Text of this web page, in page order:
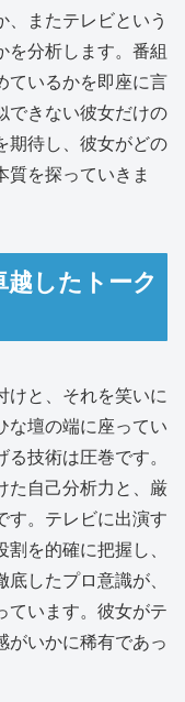
、またテレビという
を分析します。番組
ているかを即座に言
できない彼女だけの
期待し、彼女がどの
質を探っていきま
したトーク
けと、それを笑いに
な壇の端に座ってい
技術は圧巻です。
た自己分析力と、厳
す。テレビに出演す
を的確に把握し、
したプロ意識が、
ています。彼女がテ
がいかに稀有であっ